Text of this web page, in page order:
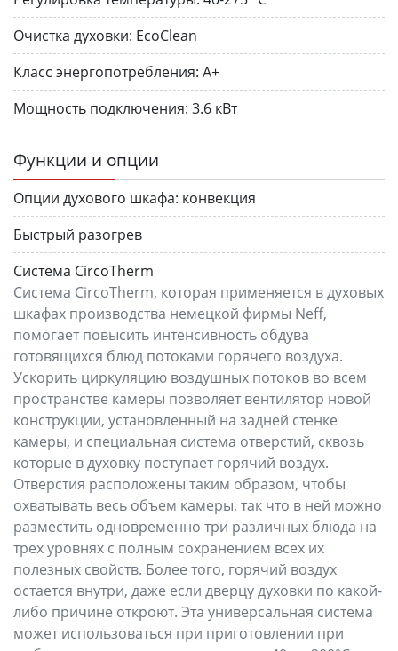
Очистка духовки: EcoClean
Класс энергопотребления: A+
Мощность подключения: 3.6 кВт
Функции и опции
Опции духового шкафа: конвекция
Быстрый разогрев
Система CircoTherm
Система CircoTherm, которая применяется в духовых
шкафах производства немецкой фирмы Neff,
помогает повысить интенсивность обдува
готовящихся блюд потоками горячего воздуха.
Ускорить циркуляцию воздушных потоков во всем
пространстве камеры позволяет вентилятор новой
конструкции, установленный на задней стенке
камеры, и специальная система отверстий, сквозь
которые в духовку поступает горячий воздух.
Отверстия расположены таким образом, чтобы
охватывать весь объем камеры, так что в ней можно
разместить одновременно три различных блюда на
трех уровнях с полным сохранением всех их
полезных свойств. Более того, горячий воздух
остается внутри, даже если дверцу духовки по какой-
либо причине откроют. Эта универсальная система
может использоваться при приготовлении при